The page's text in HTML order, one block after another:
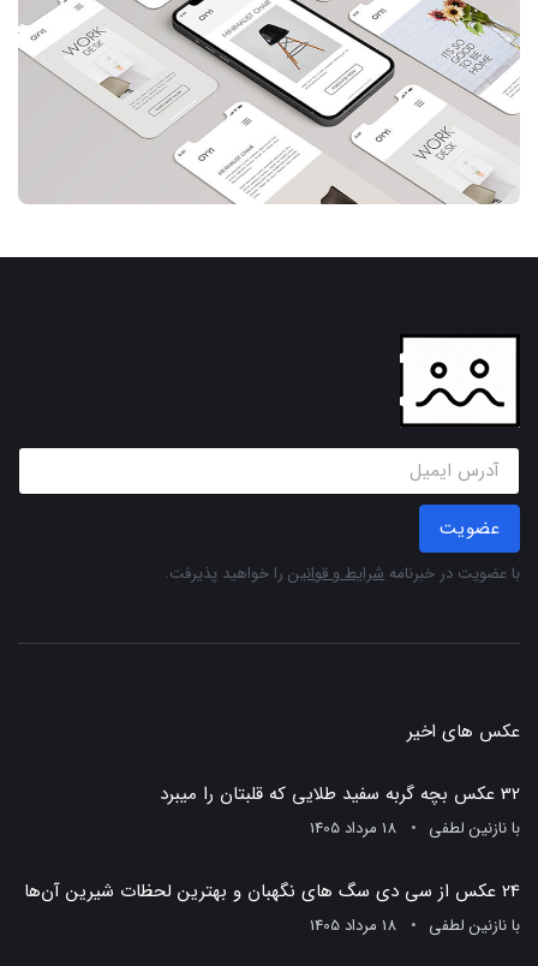
عضویت
با عضویت در خبرنامه شرایط و قوانین را خواهید پذیرفت.
عکس های اخیر
32 عکس بچه گربه سفید طلایی که قلبتان را میبرد
بانازنین لطفی 18 مرداد 1405
24 عکس از سی دی سگ های نگهبان و بهترین لحظات شیرین آن‌ها
بانازنین لطفی 18 مرداد 1405